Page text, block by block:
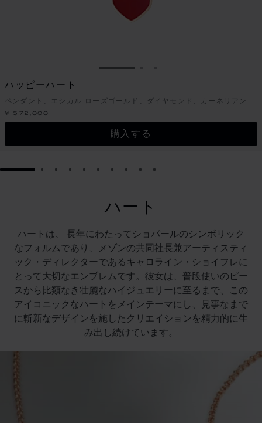
スライドに移動 1
ハッピーハート
ペンダント、エシカル ローズゴールド、ダイヤモンド、カーネリアン
¥ 572,000
購入する
GO TO SLIDE 1GO TO SLIDE 2
GO TO SLIDE 3
GO TO SLIDE 4
GO TO SLIDE 5
GO TO SLIDE 6
GO TO SLIDE 7
GO TO SLIDE 8
GO TO SLIDE 9
GO TO SLIDE 10
ハート
ハートは、 長年にわたってショパールのシンボリック
なフォルムであり、メゾンの共同社長兼アーティスティ
ック・ディレクターであるキャロライン・ショイフレに
とって大切なエンブレムです。彼女は、普段使いのピー
スから比類なき壮麗なハイジュエリーに至るまで、この
アイコニックなハートをメインテーマにし、見事なまで
に斬新なデザインを施したクリエイションを精力的に生
み出し続けています。